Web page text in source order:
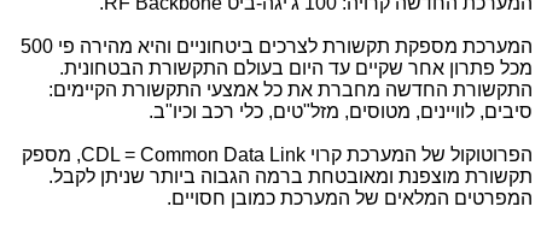
המערכת מספקת תקשורת לצרכים ביטחוניים והיא מהירה פי 500
מכל פתרון אחר שקיים עד היום בעולם התקשורת הבטחונית.
התקשורת החדשה מחברת את כל אמצעי התקשורת הקיימים:
סיבים, לוויינים, מטוסים, מזל"טים, כלי רכב וכיו"ב.
הפרוטוקול של המערכת קרוי CDL = Common Data Link, מספק
תקשורת מוצפנת ומאובטחת ברמה הגבוה ביותר שניתן לקבל.
המפרטים המלאים של המערכת כמובן חסויים.